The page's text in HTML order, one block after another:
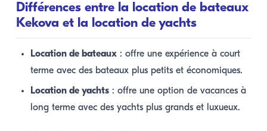
Différences entre la location de bateaux
Kekova et la location de yachts
Location de bateaux : offre une expérience à court
terme avec des bateaux plus petits et économiques.
Location de yachts : offre une option de vacances à
long terme avec des yachts plus grands et luxueux.